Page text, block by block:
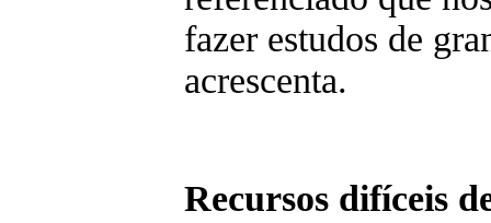
fazer estudos de
acrescenta.
Recursos difíceis